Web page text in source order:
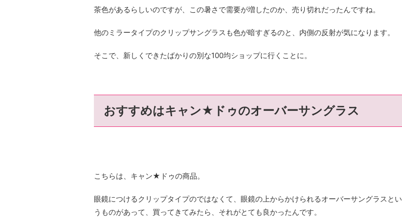
茶色があるらしいのですが、この暑さで需要が増したのか、売り切れだったんですね。
他のミラータイプのクリップサングラスも色が暗すぎるのと、内側の反射が気になります。
そこで、新しくできたばかりの別な100均ショップに行くことに。
おすすめはキャン★ドゥのオーバーサングラス
こちらは、キャン★ドゥの商品。
眼鏡につけるクリップタイプのではなくて、眼鏡の上からかけられるオーバーサングラスとい
うものがあって、買ってきてみたら、それがとても良かったんです。